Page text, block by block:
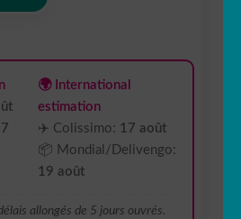
🌍 International
estimation
✈️ Colissimo: 17 août
📦 Mondial/Delivengo:
19 août
allongés de 5 jours ouvrés.